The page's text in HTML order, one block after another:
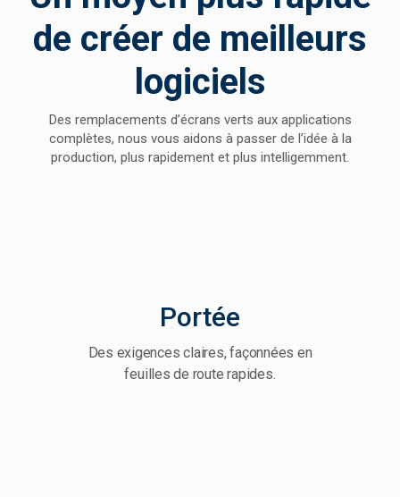
de créer de meilleurs
logiciels
Des remplacements d’écrans verts aux applications
complètes, nous vous aidons à passer de l’idée à la
production, plus rapidement et plus intelligemment.
Portée
Des exigences claires, façonnées en
feuilles de route rapides.